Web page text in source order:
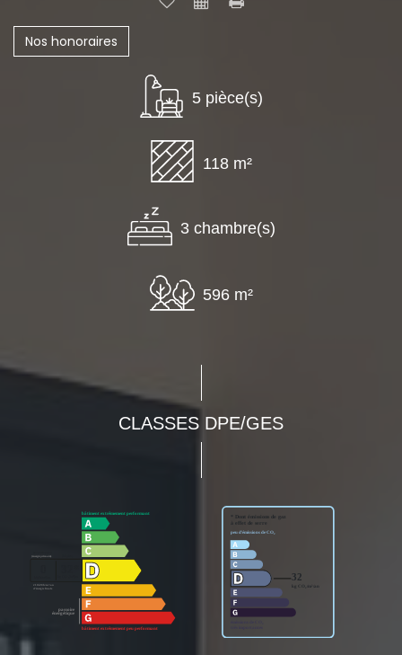
Nos honoraires
5 pièce(s)
118 m²
3 chambre(s)
596 m²
CLASSES DPE/GES